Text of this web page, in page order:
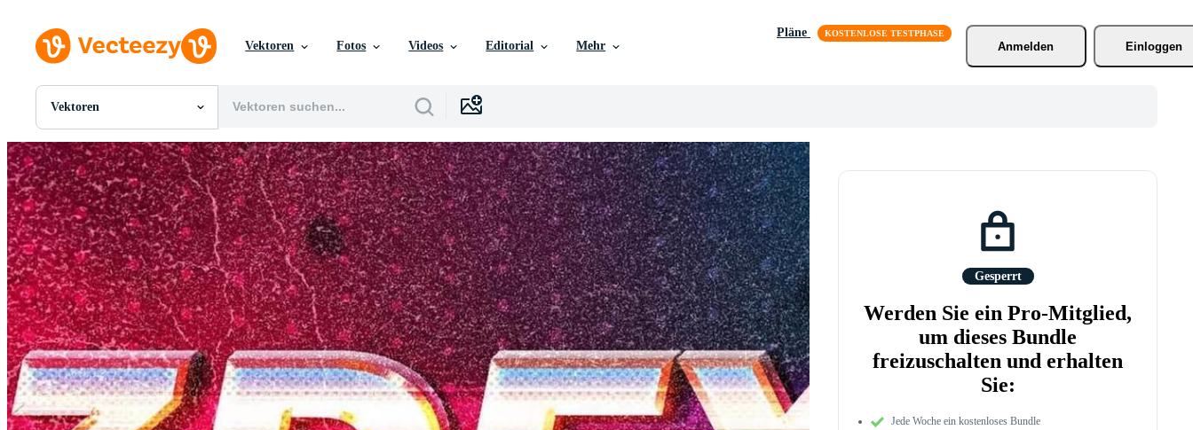
Vektoren Fotos Videos Editorial Mehr
Pläne
Anmelden
Einloggen
Vektoren
Alle Bilder
Fotos
PNGs
PSDs
SVGs
Vorlagen
Vektoren
Videos
Motion Graphics
Redaktionelle Bilder
Redaktionelle Ereignisse
Gesperrt
Werden Sie ein Pro-Mitglied,
um dieses Bundle
freizuschalten und erhalten
Sie:
Jede Woche ein kostenloses Bundle